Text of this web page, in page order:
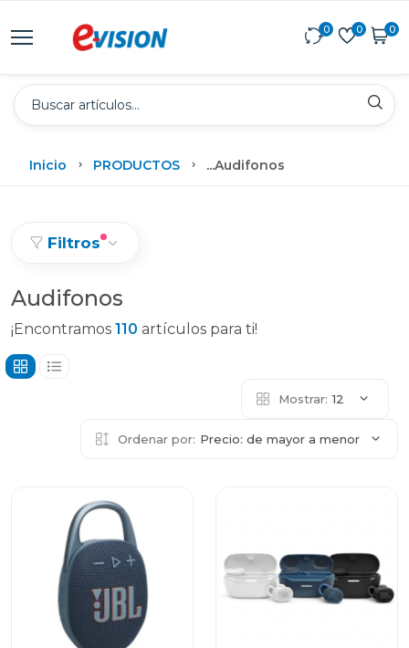
0 0 0
Inicio PRODUCTOS ...Audifonos
Filtros
Audifonos
¡Encontramos 110 artículos para ti!
Mostrar: 12
Ordenar por: Precio: de mayor a menor